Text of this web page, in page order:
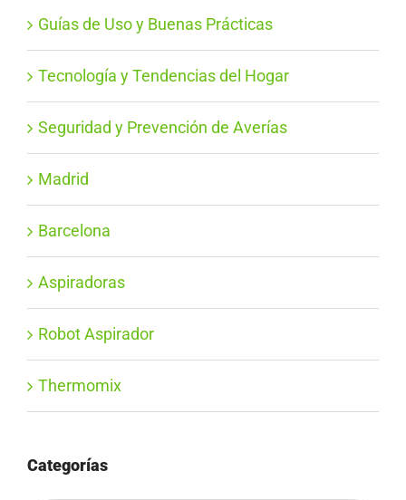
Guías de Uso y Buenas Prácticas
Tecnología y Tendencias del Hogar
Seguridad y Prevención de Averías
Madrid
Barcelona
Aspiradoras
Robot Aspirador
Thermomix
Categorías